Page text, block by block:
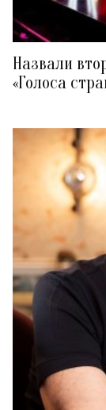
Назвали
«Голоса